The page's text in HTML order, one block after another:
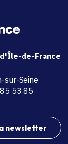
de-France
sur-Seine
53 85
newsletter